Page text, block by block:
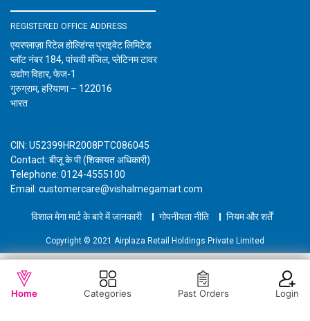
WISHLIST OUT OF STOCK
REGISTERED OFFICE ADDRESS
एयरप्लाज़ा रिटेल होल्डिंग्स प्राइवेट लिमिटेड
प्लॉट नंबर 184, पांचवी मंजिल, प्लेटिनम टावर
उद्योग विहार, फेज-1
गुरुग्राम, हरियाणा – 122016
भारत
CIN: U52399HR2008PTC086045
Contact: बीजू के पी (शिकायत अधिकारी)
Telephone: 0124-4555100
Email: customercare@vishalmegamart.com
विशाल मेगा मार्ट के बारे में जानकारी गोपनीयता नीति नियम और शर्तें
Copyright © 2021 Airplaza Retail Holdings Private Limited
Home Categories Past Orders Login